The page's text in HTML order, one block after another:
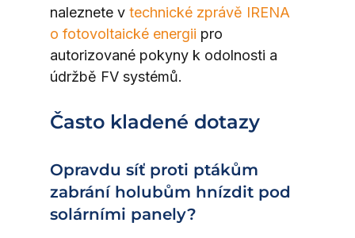
naleznete v technické zprávě IRENA
o fotovoltaické energii pro
autorizované pokyny k odolnosti a
údržbě FV systémů.
Často kladené dotazy
Opravdu síť proti ptákům
zabrání holubům hnízdit pod
solárními panely?